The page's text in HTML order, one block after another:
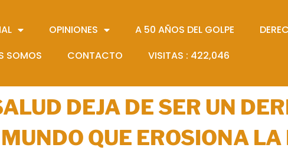
OPINIONES A 50 AÑOS DEL GOLPE
SOMOS
CONTACTO VISITAS : 422,046
DEJA DE SER UN
QUE EROSIONA